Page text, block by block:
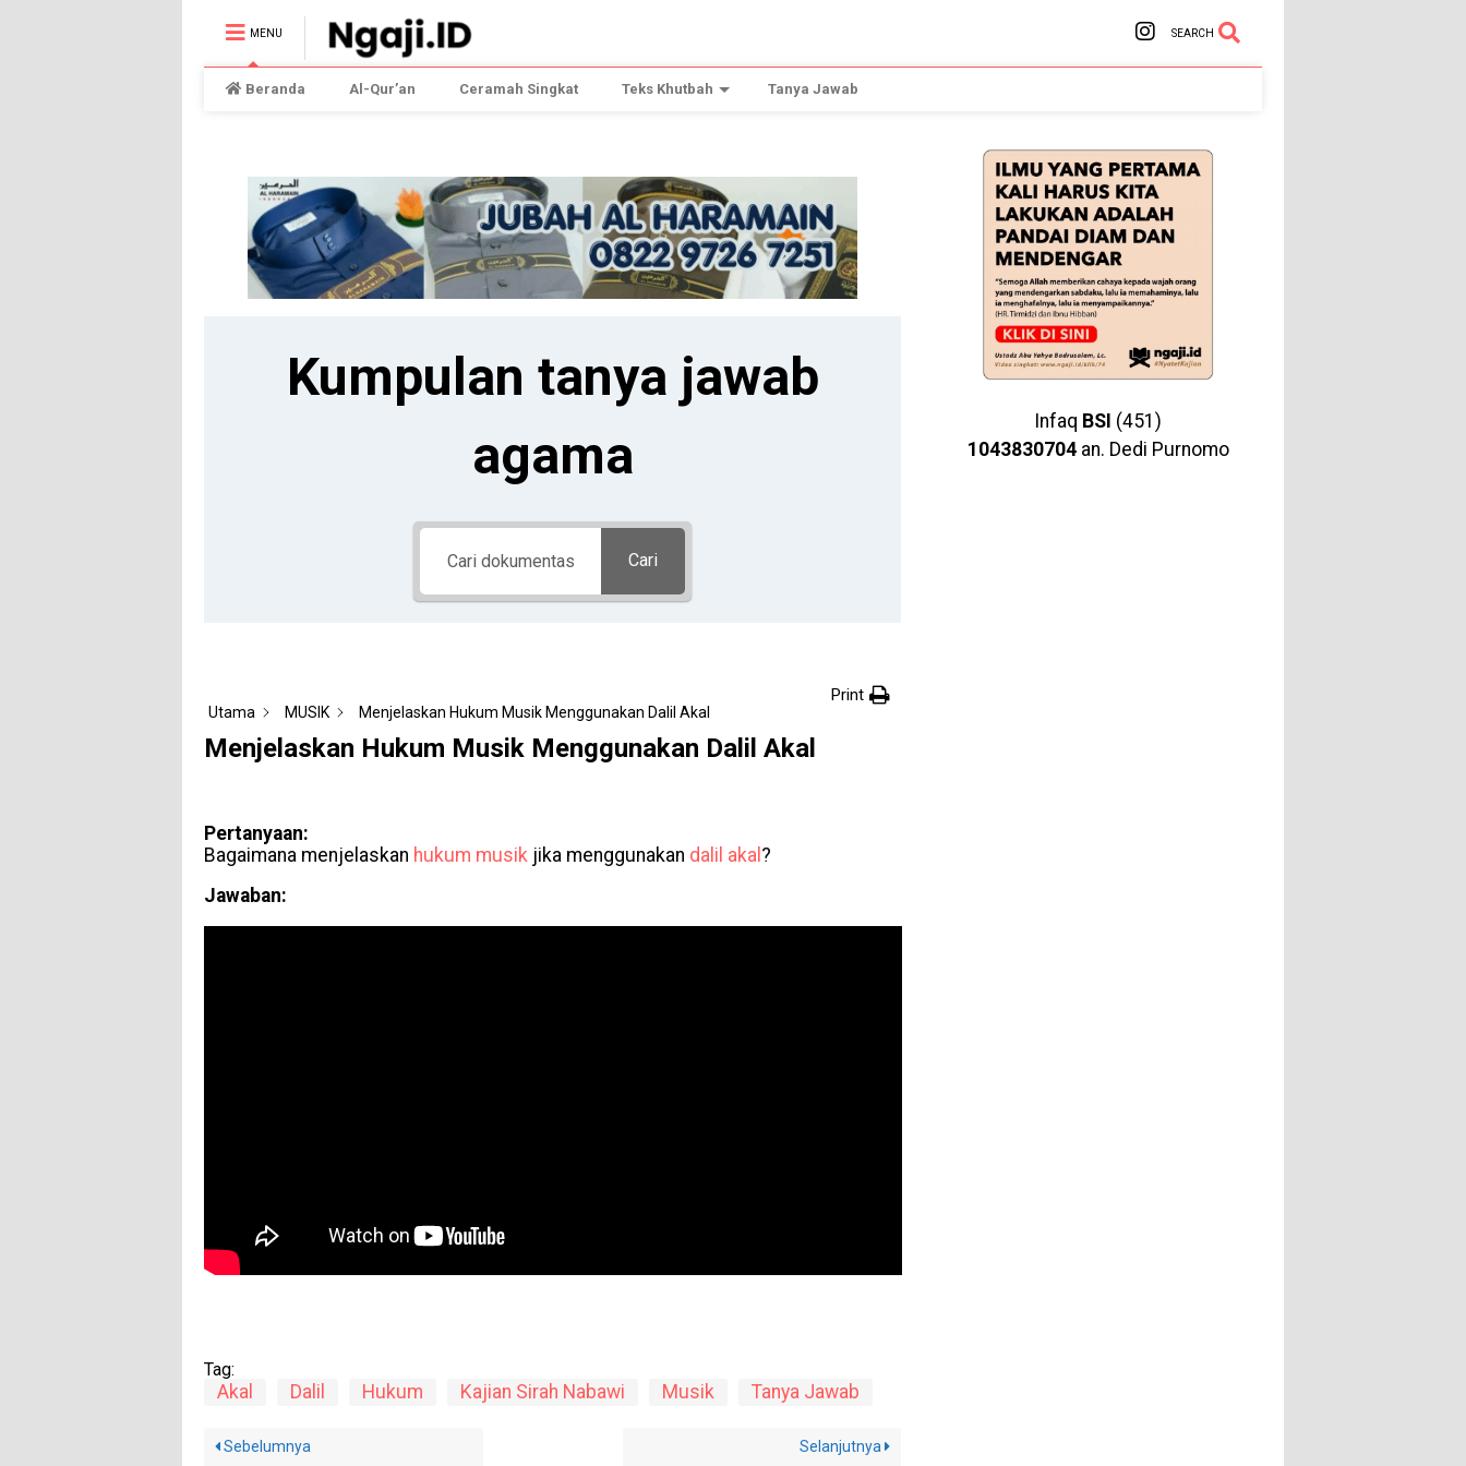
MENU SEARCH
Beranda Al-Qur’an Ceramah Singkat Teks Khutbah Tanya Jawab
Kumpulan tanya jawab
agama
Cari
Utama MUSIK Menjelaskan Hukum Musik Menggunakan Dalil Akal
Print
Menjelaskan Hukum Musik Menggunakan Dalil Akal
Pertanyaan:
Bagaimana menjelaskan hukum musik jika menggunakan dalil akal ?
Jawaban:
Tag:
Akal Dalil Hukum Kajian Sirah Nabawi Musik Tanya Jawab
Sebelumnya Selanjutnya
Infaq BSI (451)
1043830704an. Dedi Purnomo